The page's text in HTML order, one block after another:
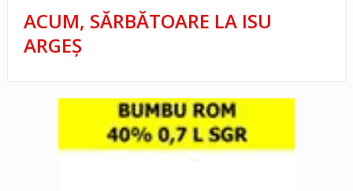
ACUM, SĂRBĂTOARE LA ISU
ARGEȘ